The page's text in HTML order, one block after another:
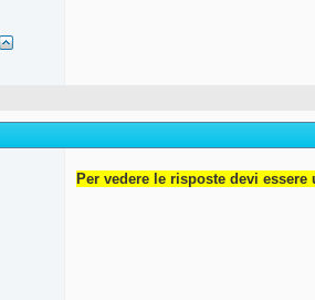
Per vedere le risposte devi